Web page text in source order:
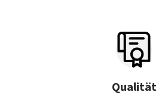
Qualität